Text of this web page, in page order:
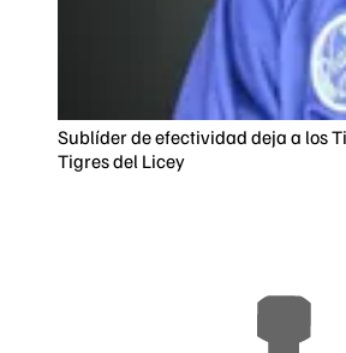
Sublíder de efectividad deja a los
Tigres del Licey